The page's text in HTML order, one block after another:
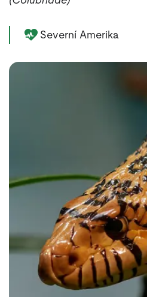
Délka života zvířete:
Severní Amerika